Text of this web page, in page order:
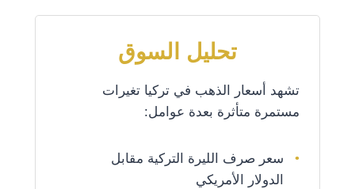
تحليل السوق
تشهد أسعار الذهب في تركيا تغيرات
مستمرة متأثرة بعدة عوامل:
سعر صرف الليرة التركية مقابل
الدولار الأمريكي